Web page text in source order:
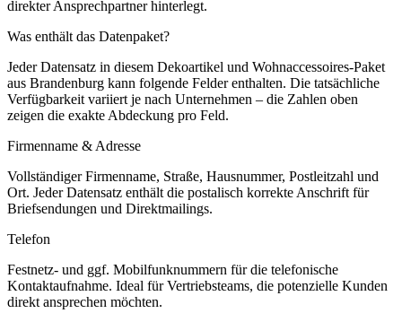
direkter Ansprechpartner hinterlegt.
Was enthält das Datenpaket?
Jeder Datensatz in diesem Dekoartikel und Wohnaccessoires-Paket
aus Brandenburg kann folgende Felder enthalten. Die tatsächliche
Verfügbarkeit variiert je nach Unternehmen – die Zahlen oben
zeigen die exakte Abdeckung pro Feld.
Firmenname & Adresse
Vollständiger Firmenname, Straße, Hausnummer, Postleitzahl und
Ort. Jeder Datensatz enthält die postalisch korrekte Anschrift für
Briefsendungen und Direktmailings.
Telefon
Festnetz- und ggf. Mobilfunknummern für die telefonische
Kontaktaufnahme. Ideal für Vertriebsteams, die potenzielle Kunden
direkt ansprechen möchten.